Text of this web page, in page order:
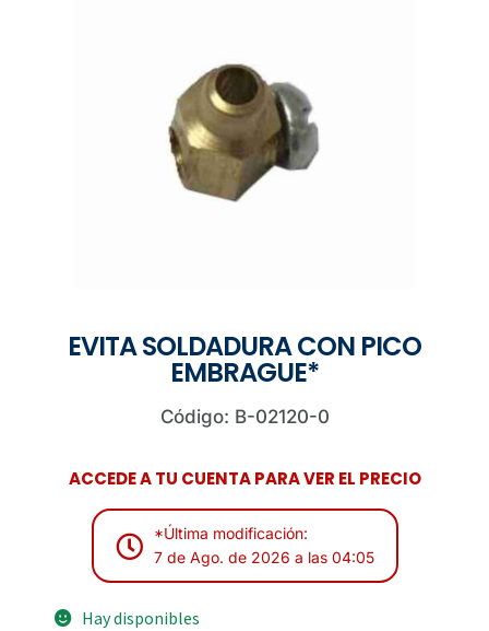
EVITA SOLDADURA CON PICO
EMBRAGUE*
Código: B-02120-0
ACCEDE A TU CUENTA PARA VER EL PRECIO
*Última modificación:
7 de Ago. de 2026 a las 04:05
Hay disponibles